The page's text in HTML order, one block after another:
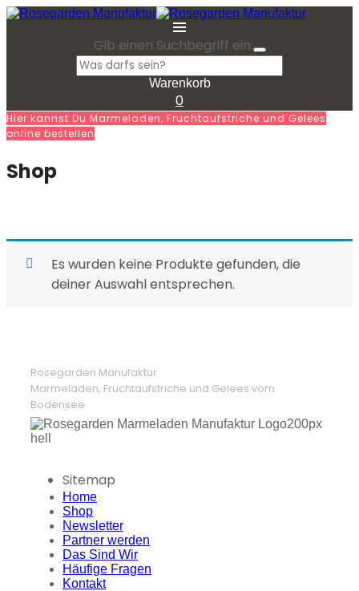
Gib einen Suchbegriff ein:
Warenkorb
0
Hier kannst Du Marmeladen, Fruchtaufstriche und Gelees
online bestellen
Shop
Es wurden keine Produkte gefunden, die
deiner Auswahl entsprechen.
Rosegarden Manufaktur
Marmeladen, Fruchtaufstriche und Gelees vom
Bodensee
Sitemap
Home
Shop
Newsletter
Partner werden
Das Sind Wir
Häufige Fragen
Kontakt